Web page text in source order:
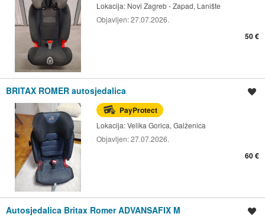
Lokacija: Novi Zagreb - Zapad, Lanište
Objavljen:27.07.2026.
50 €
BRITAX ROMER autosjedalica
PayProtect
Lokacija:Velika Gorica, Galženica
Objavljen:27.07.2026.
60 €
Autosjedalica Britax Romer ADVANSAFIX M